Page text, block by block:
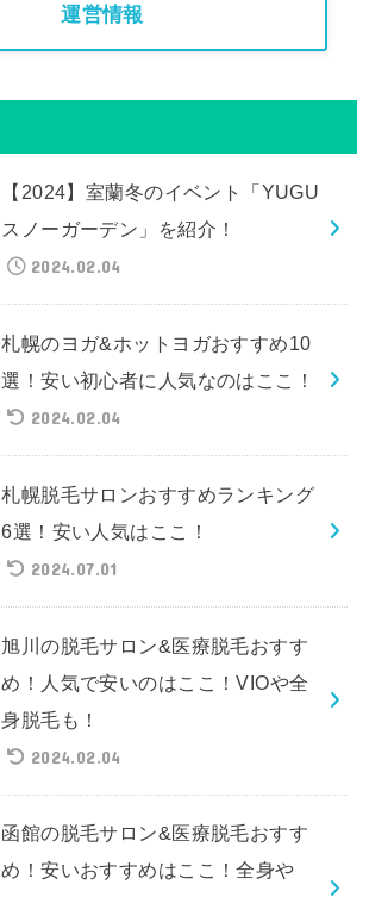
運営情報
【2024】室蘭冬のイベント「YUGU
スノーガーデン」を紹介！
2024.02.04
札幌のヨガ&ホットヨガおすすめ10
選！安い初心者に人気なのはここ！
2024.02.04
札幌脱毛サロンおすすめランキング
6選！安い人気はここ！
2024.07.01
旭川の脱毛サロン&医療脱毛おすす
め！人気で安いのはここ！VIOや全
身脱毛も！
2024.02.04
函館の脱毛サロン&医療脱毛おすす
め！安いおすすめはここ！全身や